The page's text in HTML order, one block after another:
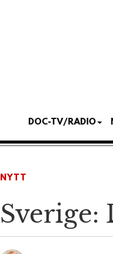
DOC-TV/RADIO
NYTT
Sverige: